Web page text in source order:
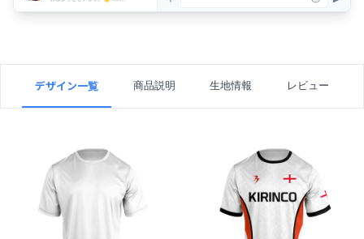
デザイン一覧 商品説明 生地情報 レビュー